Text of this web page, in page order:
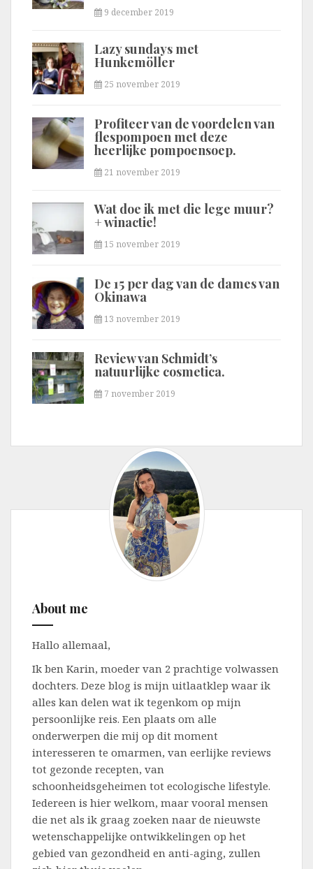
9 december 2019
Lazy sundays met
Hunkemöller
25 november 2019
Profiteer van de voordelen van
flespompoen met deze
heerlijke pompoensoep.
21 november 2019
Wat doe ik met die lege muur?
+ winactie!
15 november 2019
De 15 per dag van de dames van
Okinawa
13 november 2019
Review van Schmidt’s
natuurlijke cosmetica.
7 november 2019
About me
Hallo allemaal,
Ik ben Karin, moeder van 2 prachtige volwassen
dochters. Deze blog is mijn uitlaatklep waar ik
alles kan delen wat ik tegenkom op mijn
persoonlijke reis. Een plaats om alle
onderwerpen die mij op dit moment
interesseren te omarmen, van eerlijke reviews
tot gezonde recepten, van
schoonheidsgeheimen tot ecologische lifestyle.
Iedereen is hier welkom, maar vooral mensen
die net als ik graag zoeken naar de nieuwste
wetenschappelijke ontwikkelingen op het
gebied van gezondheid en anti-aging, zullen